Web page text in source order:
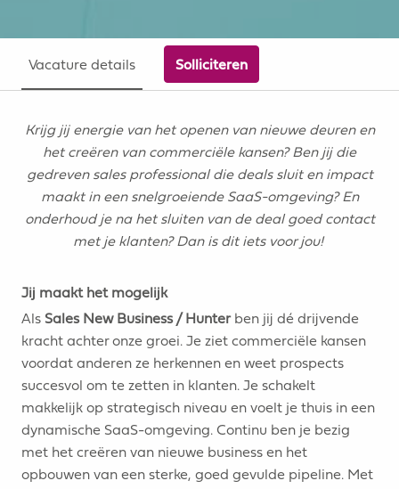
Vacature details Solliciteren
Krijg jij energie van het openen van nieuwe deuren en
het creëren van commerciële kansen? Ben jij die
gedreven sales professional die deals sluit en impact
maakt in een snelgroeiende SaaS-omgeving? En
onderhoud je na het sluiten van de deal goed contact
met je klanten? Dan is dit iets voor jou!
Jij maakt het mogelijk
Als Sales New Business / Hunterben jij dé drijvende
kracht achter onze groei. Je ziet commerciële kansen
voordat anderen ze herkennen en weet prospects
succesvol om te zetten in klanten. Je schakelt
makkelijk op strategisch niveau en voelt je thuis in een
dynamische SaaS-omgeving. Continu ben je bezig
met het creëren van nieuwe business en het
opbouwen van een sterke, goed gevulde pipeline. Met